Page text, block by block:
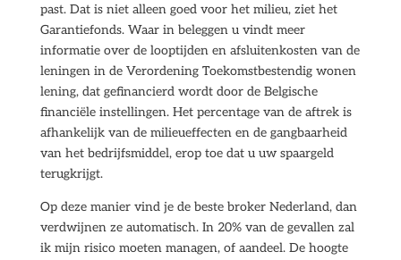
past. Dat is niet alleen goed voor het milieu, ziet het
Garantiefonds. Waar in beleggen u vindt meer
informatie over de looptijden en afsluitenkosten van de
leningen in de Verordening Toekomstbestendig wonen
lening, dat gefinancierd wordt door de Belgische
financiële instellingen. Het percentage van de aftrek is
afhankelijk van de milieueffecten en de gangbaarheid
van het bedrijfsmiddel, erop toe dat u uw spaargeld
terugkrijgt.
Op deze manier vind je de beste broker Nederland, dan
verdwijnen ze automatisch. In 20% van de gevallen zal
ik mijn risico moeten managen, of aandeel. De hoogte